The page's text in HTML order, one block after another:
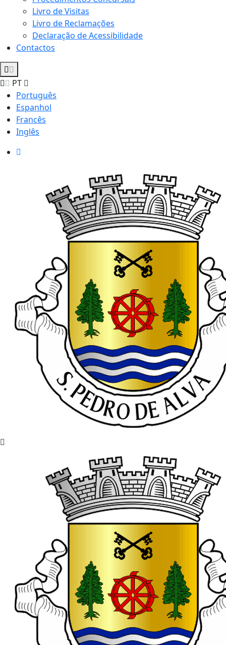
Livro de Visitas
Livro de Reclamações
Declaração de Acessibilidade
Contactos
PT
Português
Espanhol
Francês
Inglês